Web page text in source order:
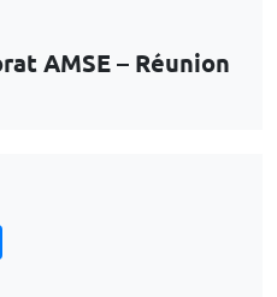
AMSE – Réunion